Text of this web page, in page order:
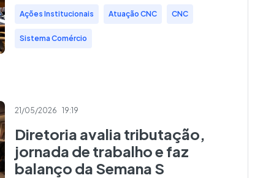
Ações Institucionais Atuação CNC CNC
Sistema Comércio
21/05/2026 19:19
Diretoria avalia tributação,
jornada de trabalho e faz
balanço da Semana S